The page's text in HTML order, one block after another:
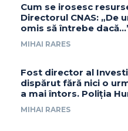
Cum se irosesc
Directorul CNAS: „De
omis să întrebe
MIHAI RARES
Fost director al
dispărut fără nici o
a mai întors. Poliția
MIHAI RARES